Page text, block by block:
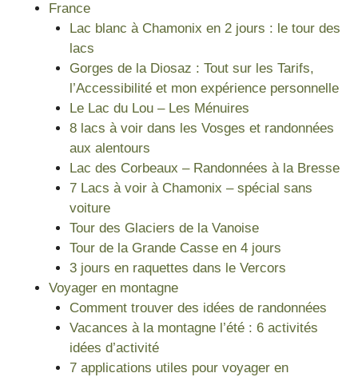
France
Lac blanc à Chamonix en 2 jours : le tour des
lacs
Gorges de la Diosaz : Tout sur les Tarifs,
l’Accessibilité et mon expérience personnelle
Le Lac du Lou – Les Ménuires
8 lacs à voir dans les Vosges et randonnées
aux alentours
Lac des Corbeaux – Randonnées à la Bresse
7 Lacs à voir à Chamonix – spécial sans
voiture
Tour des Glaciers de la Vanoise
Tour de la Grande Casse en 4 jours
3 jours en raquettes dans le Vercors
Voyager en montagne
Comment trouver des idées de randonnées
Vacances à la montagne l’été : 6 activités
idées d’activité
7 applications utiles pour voyager en